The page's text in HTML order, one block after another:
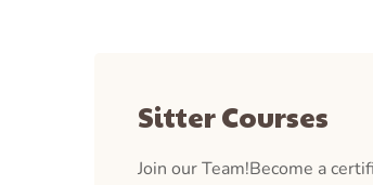
Sitter Courses
Join our Team!Become a